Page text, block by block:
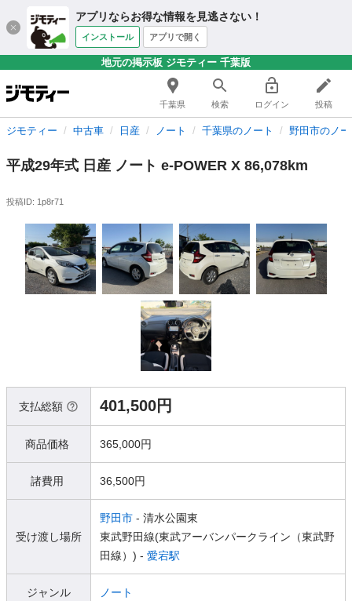
アプリならお得な情報を見逃さない！
インストール アプリで開く
地元の掲示板 ジモティー 千葉版
千葉県 検索 ログイン 投稿
ジモティー 中古車 日産 ノート 千葉県のノート 野田市のノ
平成29年式 日産 ノート e-POWER X 86,078km
投稿ID: 1p8r71
支払総額 401,500円
商品価格 365,000円
諸費用 36,500円
受け渡し場所
野田市 - 清水公園東
東武野田線(東武アーバンパークライン（東武野
田線）) - 愛宕駅
ジャンル ノート